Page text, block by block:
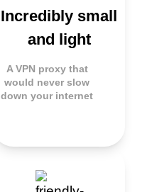
Incredibly small
and light
A VPN proxy that
would never slow
down your internet